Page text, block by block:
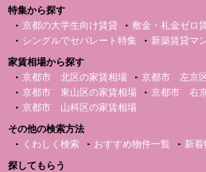
特集から探す
京都の大学生向け賃貸
敷金・礼金ゼロ
シングルでセパレート特集
新築賃貸マ
家賃相場から探す
京都市 北区の家賃相場
京都市 左京
京都市 東山区の家賃相場
京都市 右
京都市 山科区の家賃相場
その他の検索方法
くわしく検索
おすすめ物件一覧
新着
探してもらう